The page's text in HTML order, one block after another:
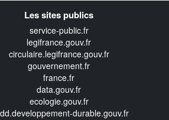
Les sites publics
service-public.fr
legifrance.gouv.fr
circulaire.legifrance.gouv.fr
gouvernement.fr
france.fr
data.gouv.fr
ecologie.gouv.fr
durable.gouv.fr